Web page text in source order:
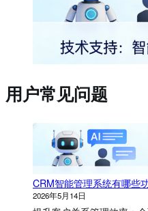
用户常见问题
CRM智能管理系统有哪些
2026年5月14日